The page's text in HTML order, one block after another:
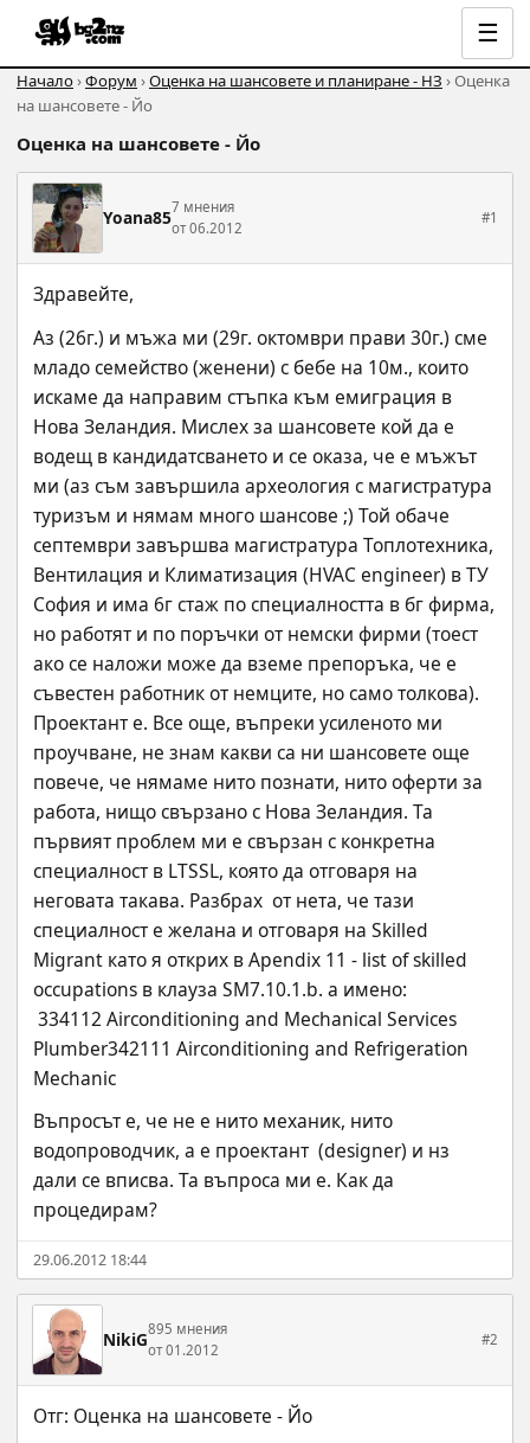
☰
Начало›Форум ›Оценка на шансовете и планиране - НЗ › Оценка
на шансовете - Йо
Оценка на шансовете - Йо
Yoana857 мнения
от 06.2012
#1
Здравейте,
Аз (26г.) и мъжа ми (29г. октомври прави 30г.) сме
младо семейство (женени) с бебе на 10м., които
искаме да направим стъпка към емиграция в
Нова Зеландия. Мислех за шансовете кой да е
водещ в кандидатсването и се оказа, че е мъжът
ми (аз съм завършила археология с магистратура
туризъм и нямам много шансове ;) Той обаче
септември завършва магистратура Топлотехника,
Вентилация и Климатизация (HVAC engineer) в ТУ
София и има 6г стаж по специалността в бг фирма,
но работят и по поръчки от немски фирми (тоест
ако се наложи може да вземе препоръка, че е
съвестен работник от немците, но само толкова).
Проектант е. Все още, въпреки усиленото ми
проучване, не знам какви са ни шансовете още
повече, че нямаме нито познати, нито оферти за
работа, нищо свързано с Нова Зеландия. Та
първият проблем ми е свързан с конкретна
специалност в LTSSL, която да отговаря на
неговата такава. Разбрах  от нета, че тази
специалност е желана и отговаря на Skilled
Migrant като я открих в Apendix 11 - list of skilled
occupations в клауза SM7.10.1.b. а имено:
Plumber342111 Airconditioning and Refrigeration
Mechanic
Въпросът е, че не е нито механик, нито
водопроводчик, а е проектант  (designer) и нз
дали се вписва. Та въпроса ми е. Как да
процедирам?
29.06.2012 18:44
NikiG895 мнения
от 01.2012
#2